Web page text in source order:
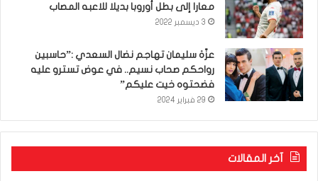
معارا إلى بطل أوروبا بديلا للاعبه المصاب
3 ديسمبر 2022
عزّة سليمان تهاجم نضال السعدي :”حاسبين
رواحكم صحاب نسيم.. في عوض تسترو عليه
فضحتوه خيت عليكم”
29 فبراير 2024
آخر المقالات